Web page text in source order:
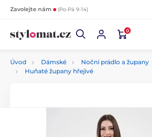
Zavolejte nám (Po-Pá 9-14)
0
Úvod Dámské Noční prádlo a župany
Huňaté župany hřejivé